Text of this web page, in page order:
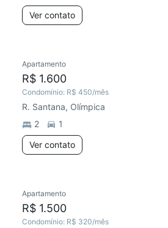
Ver contato
Apartamento
R$ 1.600
Condomínio: R$ 450/mês
R. Santana, Olímpica
2
1
Ver contato
Apartamento
R$ 1.500
Condomínio: R$ 320/mês